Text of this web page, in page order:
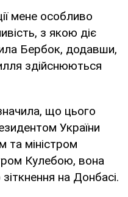
мене особливо
з якою діє
Бербок, додавши,
здійснюються
що цього
України
та міністром
Кулебою, вона
на Донбасі.